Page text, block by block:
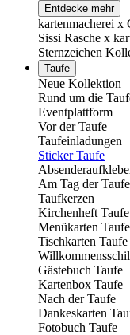
Entdecke mehr
kartenmacherei x
Sissi Rasche x
Sternzeichen
Taufe
Neue Kollektion
Rund um die
Eventplattform
Vor der Taufe
Taufeinladungen
Sticker Taufe
Am Tag der Taufe
Taufkerzen
Kirchenheft Taufe
Menükarten Taufe
Tischkarten Taufe
Gästebuch Taufe
Kartenbox Taufe
Nach der Taufe
Dankeskarten
Fotobuch Taufe